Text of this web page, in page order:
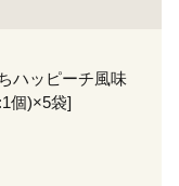
ハッピーチ風味
個)×5袋]